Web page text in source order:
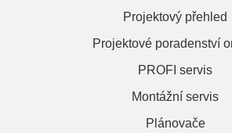
Projektový přehled
Projektové poradenství
PROFI servis
Montážní servis
Plánovače